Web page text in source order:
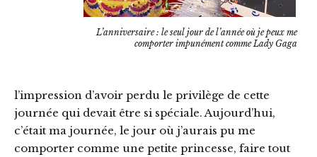
L’anniversaire : le seul jour de l’année où je peux me
comporter impunément comme Lady Gaga
l’impression d’avoir perdu le privilège de cette
journée qui devait être si spéciale. Aujourd’hui,
c’était ma journée, le jour où j’aurais pu me
comporter comme une petite princesse, faire tout